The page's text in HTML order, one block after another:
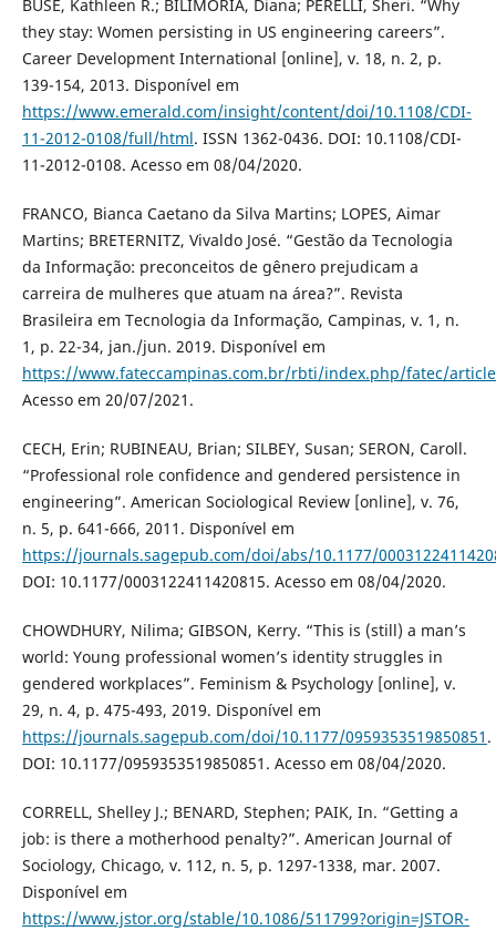
BUSE, Kathleen R.; BILIMORIA, Diana; PERELLI, Sheri. “Why
they stay: Women persisting in US engineering careers”.
Career Development International [online], v. 18, n. 2, p.
139-154, 2013. Disponível em
https://www.emerald.com/insight/content/doi/10.1108/CDI-
11-2012-0108/full/html. ISSN 1362-0436. DOI: 10.1108/CDI-
11-2012-0108. Acesso em 08/04/2020.
FRANCO, Bianca Caetano da Silva Martins; LOPES, Aimar
Martins; BRETERNITZ, Vivaldo José. “Gestão da Tecnologia
da Informação: preconceitos de gênero prejudicam a
carreira de mulheres que atuam na área?”. Revista
Brasileira em Tecnologia da Informação, Campinas, v. 1, n.
1, p. 22-34, jan./jun. 2019. Disponível em
https://www.fateccampinas.com.br/rbti/index.php/fatec/
Acesso em 20/07/2021.
CECH, Erin; RUBINEAU, Brian; SILBEY, Susan; SERON, Caroll.
“Professional role confidence and gendered persistence in
engineering”. American Sociological Review [online], v. 76,
n. 5, p. 641-666, 2011. Disponível em
https://journals.sagepub.com/doi/abs/10.1177/
DOI: 10.1177/0003122411420815. Acesso em 08/04/2020.
CHOWDHURY, Nilima; GIBSON, Kerry. “This is (still) a man’s
world: Young professional women’s identity struggles in
gendered workplaces”. Feminism & Psychology [online], v.
29, n. 4, p. 475-493, 2019. Disponível em
https://journals.sagepub.com/doi/10.1177/0959353519850851 .
DOI: 10.1177/0959353519850851. Acesso em 08/04/2020.
CORRELL, Shelley J.; BENARD, Stephen; PAIK, In. “Getting a
job: is there a motherhood penalty?”. American Journal of
Sociology, Chicago, v. 112, n. 5, p. 1297-1338, mar. 2007.
Disponível em
https://www.jstor.org/stable/10.1086/511799?origin=JSTOR-